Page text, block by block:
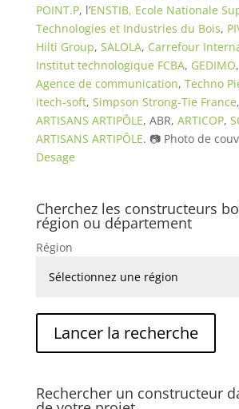
POINT.P, l’ENSTIB, Ecole Nationale
Technologies et Industries du Bois,
Hilti Group, SALOLA, Carrefour
Institut technologique FCBA, GEDIMO,
Agence de communication, Techno
itech-soft, Simpson Strong-Tie France,
ARTISANS ARTIPÔLE, ABR, ARTICOP,
ARTISANS ARTIPÔLE. 📷 Photo de
Desage
Cherchez les constructeurs
région ou département
Région
Rechercher un constructeur